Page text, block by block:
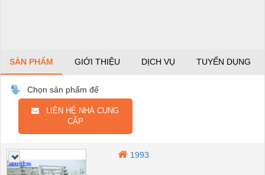
SẢN PHẨM GIỚI THIỆU DỊCH VỤ TUYỂN DỤNG
Chọn sản phẩm để
LIÊN HỆ NHÀ CUNG
CẤP
1993